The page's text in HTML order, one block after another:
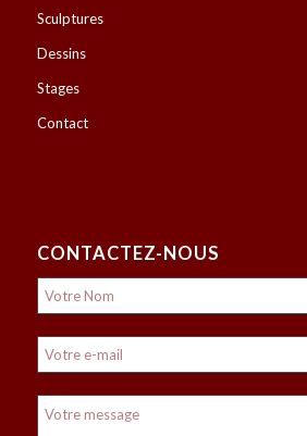
Sculptures
Dessins
Stages
Contact
CONTACTEZ-NOUS